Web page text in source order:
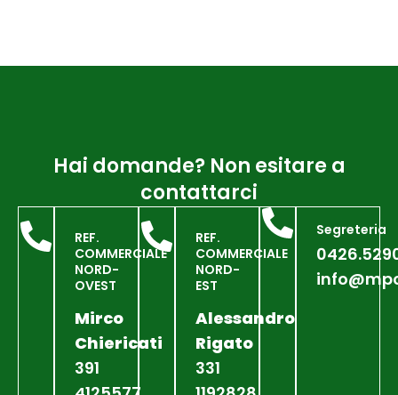
Hai domande? Non esitare a
contattarci
REF.
COMMERCIALE
NORD-
OVEST
Mirco
Chiericati
391
REF.
COMMERCIALE
NORD-
EST
Alessandro
Rigato
331
Segreteria